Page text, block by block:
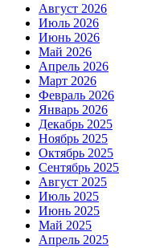
Август 2026
Июль 2026
Июнь 2026
Май 2026
Апрель 2026
Март 2026
Февраль 2026
Январь 2026
Декабрь 2025
Ноябрь 2025
Октябрь 2025
Сентябрь 2025
Август 2025
Июль 2025
Июнь 2025
Май 2025
Апрель 2025